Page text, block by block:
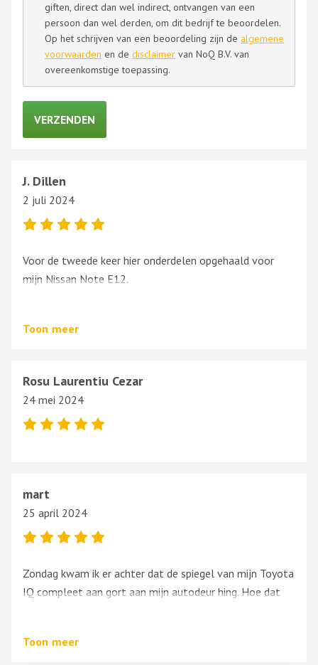
giften, direct dan wel indirect, ontvangen van een
persoon dan wel derden, om dit bedrijf te beoordelen.
Op het schrijven van een beoordeling zijn de algemene
voorwaarden en de disclaimer van NoQ B.V. van
overeenkomstige toepassing.
J. Dillen
2 juli 2024
Voor de tweede keer hier onderdelen opgehaald voor
mijn Nissan Note E12.
Bedankt voor de goede snelle service!
Toon meer
Rosu Laurentiu Cezar
24 mei 2024
mart
25 april 2024
Zondag kwam ik er achter dat de spiegel van mijn Toyota
IQ compleet aan gort aan mijn autodeur hing. Hoe dat
(gebruikte natuurlijk) spiegel,
Toon meer